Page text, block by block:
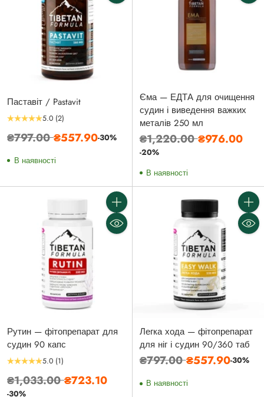
Паставіт / Pastavit
5.0 (2)
Звичайна
₴797.00₴557.90-30%
В наявності
Єма — ЕДТА для очищення
судин і виведення важких
металів 250 мл
Звичайна
ціна
₴1,220.00₴976.00
-20%
В наявності
Кількість
Рутин — фітопрепарат для
судин 90 капс
5.0 (1)
Звичайна
₴1,033.00₴723.10
-30%
Легка хода — фітопрепарат
для ніг і судин 90/360 таб
Звичайна
₴797.00₴557.90-30%
В наявності